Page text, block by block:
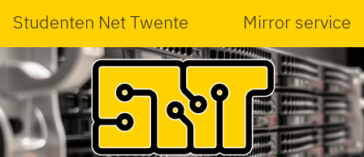
Studenten Net Twente Mirror service